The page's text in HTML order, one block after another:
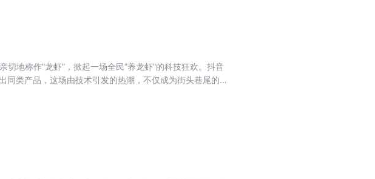
言反思，到酒企在创新产品与情绪价值上的集体突围——我
消失吗？答案显然是否定的。但它不会再是那个靠展位转
：用“精品门槛”筛选浮躁，用“黑白名单”守卫秩序，在行业
，热的是思想交锋与品牌共情。我们呈现这一组观察，不仅
趋势的灯。当喧嚣归于沉寂时，唯有那些把展会做成系统
，听见最澎湃的回响。
地称作“龙虾”，掀起一场全民“养龙虾”的科技狂欢。抖音
类产品，这场由技术引发的热潮，不仅成为街头巷尾的热
需求脱节、安全隐患、心理焦虑的多重现实。 这场“养龙
能产业从技术探索走向商业化落地的必经阶段。AI从会说
趋势，但安装不等于应用，工具不等于生产力。本文试图
发展的真实痛点，探寻AI与实体经济深度融合的落地之